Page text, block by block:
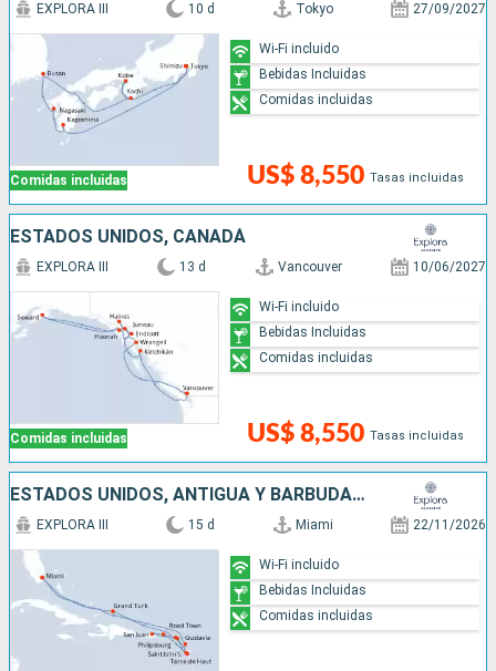
Comidas incluidas
EXPLORA III 10 d Tokyo 27/09/2027
US$ 8,550 Tasas incluidas
Wi-Fi incluido
Bebidas Incluidas
Comidas incluidas
ESTADOS UNIDOS, CANADÁ
Comidas incluidas
EXPLORA III 13 d Vancouver 10/06/2027
US$ 8,550 Tasas incluidas
Wi-Fi incluido
Bebidas Incluidas
Comidas incluidas
ESTADOS UNIDOS, ANTIGUA Y BARBUDA, SAN MARTÍN, PUERTO RICO, FRANCIA
EXPLORA III 15 d Miami 22/11/2026
Wi-Fi incluido
Bebidas Incluidas
Comidas incluidas